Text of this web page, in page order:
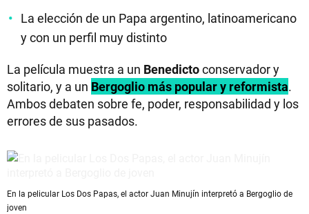
La elección de un Papa argentino, latinoamericano
y con un perfil muy distinto
La película muestra a un Benedictoconservador y
solitario, y a un Bergoglio más popular y reformista.
Ambos debaten sobre fe, poder, responsabilidad y los
errores de sus pasados.
En la pelicular Los Dos Papas, el actor Juan Minujín interpretó a Bergoglio de
joven